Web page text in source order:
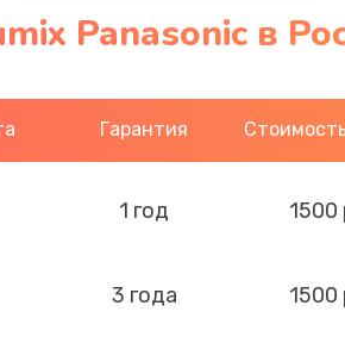
Panasonic в
Гарантия
1 год 1500
3 года 1500